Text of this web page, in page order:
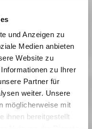
und Anzeigen zu
Medien anbieten
Website zu
zu Ihrer
Partner für
weiter. Unsere
möglicherweise mit
ihnen bereitgestellt
Herrscherin der
Hexentreffen